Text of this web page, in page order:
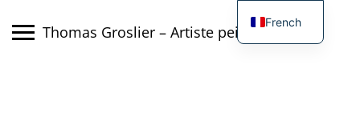
Thomas Groslier – Artiste peintre
French
English